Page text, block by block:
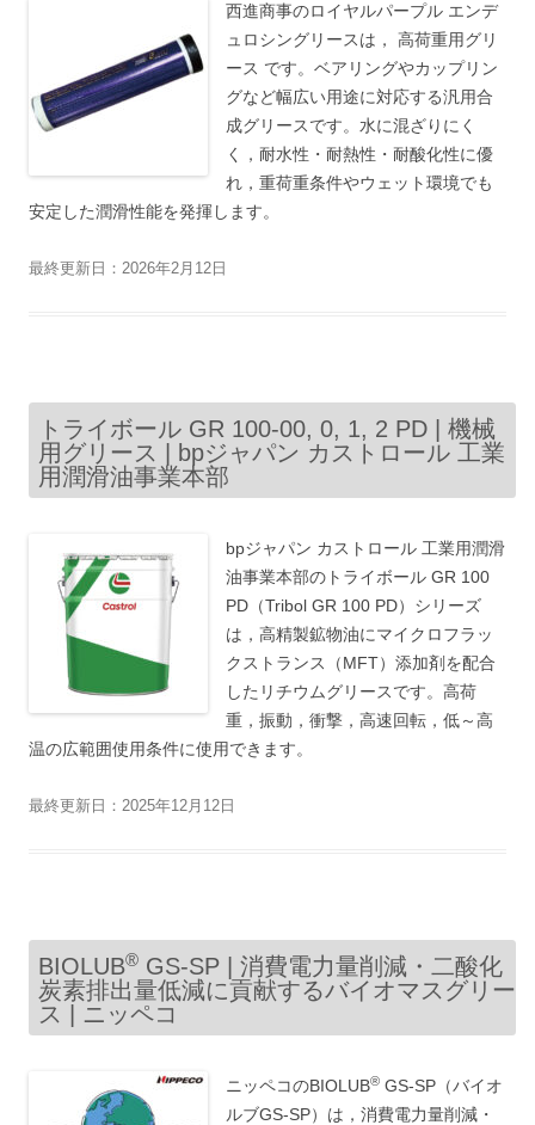
西進商事のロイヤルパープル エンデ
ュロシングリースは， 高荷重用グリ
ース です。ベアリングやカップリン
グなど幅広い用途に対応する汎用合
成グリースです。水に混ざりにく
く，耐水性・耐熱性・耐酸化性に優
れ，重荷重条件やウェット環境でも
安定した潤滑性能を発揮します。
最終更新日：2026年2月12日
トライボール GR 100-00, 0, 1, 2 PD | 機械
用グリース | bpジャパン カストロール 工業
用潤滑油事業本部
bpジャパン カストロール 工業用潤滑
油事業本部のトライボール GR 100
PD（Tribol GR 100 PD）シリーズ
は，高精製鉱物油にマイクロフラッ
クストランス（MFT）添加剤を配合
したリチウムグリースです。高荷
重，振動，衝撃，高速回転，低～高
温の広範囲使用条件に使用できます。
最終更新日：2025年12月12日
BIOLUB® GS-SP | 消費電力量削減・二酸化
炭素排出量低減に貢献するバイオマスグリー
ス | ニッペコ
ニッペコのBIOLUB® GS-SP（バイオ
ルブGS-SP）は，消費電力量削減・